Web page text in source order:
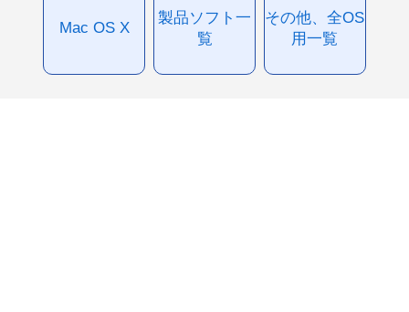
Mac OS X
製品ソフト一
覧
その他、全OS
用一覧